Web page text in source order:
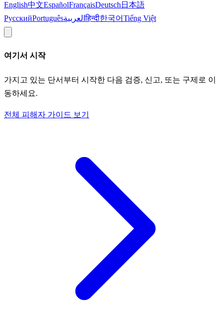
English中文EspañolFrançaisDeutsch 日本語
РусскийPortuguêsالعربيةहिन्दी한국어Tiếng Việt
여기서 시작
가지고 있는 단서부터 시작한 다음 검증, 신고, 또는 구제로 이
동하세요.
전체 피해자 가이드 보기